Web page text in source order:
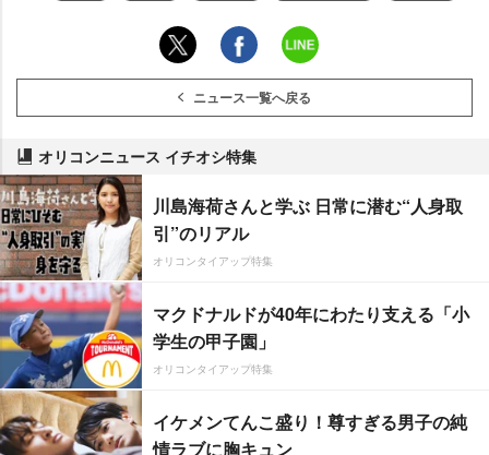
ニュース一覧へ戻る
オリコンニュース イチオシ特集
川島海荷さんと学ぶ 日常に潜む“人身取
引”のリアル
オリコンタイアップ特集
マクドナルドが40年にわたり支える「小
学生の甲子園」
オリコンタイアップ特集
イケメンてんこ盛り！尊すぎる男子の純
情ラブに胸キュン